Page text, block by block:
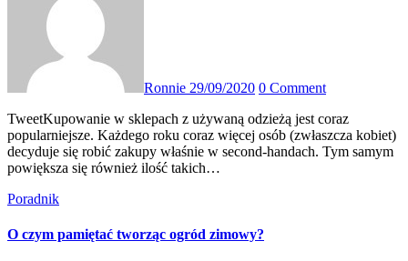
Ronnie 29/09/2020 0 Comment
TweetKupowanie w sklepach z używaną odzieżą jest coraz
popularniejsze. Każdego roku coraz więcej osób (zwłaszcza kobiet)
decyduje się robić zakupy właśnie w second-handach. Tym samym
powiększa się również ilość takich…
Poradnik
O czym pamiętać tworząc ogród zimowy?